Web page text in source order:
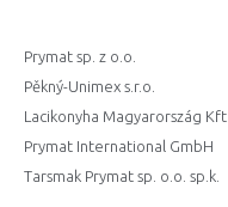
Prymat sp. z o.o.
Pěkný-Unimex s.r.o.
Lacikonyha Magyarország Kft.
Prymat International GmbH
Tarsmak Prymat sp. o.o. sp.k.